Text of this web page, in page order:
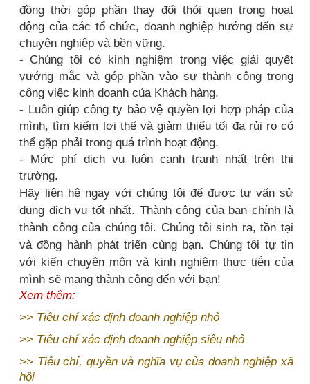
đồng thời góp phần thay đổi thói quen trong hoạt
động của các tổ chức, doanh nghiệp hướng đến sự
chuyên nghiệp và bền vững.
- Chúng tôi có kinh nghiệm trong việc giải quyết
vướng mắc và góp phần vào sự thành công trong
công việc kinh doanh của Khách hàng.
- Luôn giúp công ty bảo vệ quyền lợi hợp pháp của
mình, tìm kiếm lợi thế và giảm thiểu tối đa rủi ro có
thể gặp phải trong quá trình hoạt động.
- Mức phí dịch vụ luôn cạnh tranh nhất trên thị
trường.
Hãy liên hệ ngay với chúng tôi để được tư vấn sử
dụng dịch vụ tốt nhất. Thành công của bạn chính là
thành công của chúng tôi. Chúng tôi sinh ra, tồn tại
và đồng hành phát triển cùng bạn. Chúng tôi tự tin
với kiến chuyên môn và kinh nghiệm thực tiễn của
mình sẽ mang thành công đến với bạn!
Xem thêm:
>> Tiêu chí xác định doanh nghiệp nhỏ
>> Tiêu chí xác định doanh nghiệp siêu nhỏ
>> Tiêu chí, quyền và nghĩa vụ của doanh nghiệp xã
hội